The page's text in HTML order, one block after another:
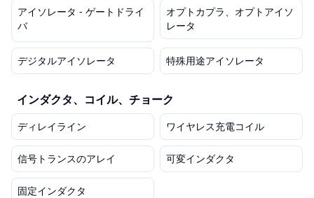
アイソレータ - ゲートドライ
バ
オプトカプラ、オプトアイソ
レータ
デジタルアイソレータ 特殊用途アイソレータ
インダクタ、コイル、チョーク
ディレイライン ワイヤレス充電コイル
信号トランスのアレイ 可変インダクタ
固定インダクタ